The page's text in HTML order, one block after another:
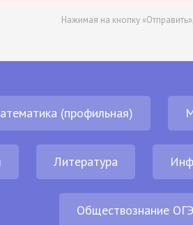
Нажимая на кнопку
(профильная)
Литература
Обществознание ОГЭ